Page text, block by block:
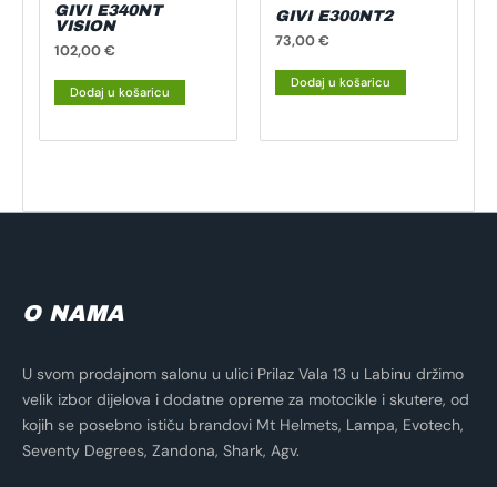
GIVI E340NT
VISION
102,00€
Dodaj u košaricu
GIVI E300NT2
73,00€
Dodaj u košaricu
O NAMA
U svom prodajnom salonu u ulici Prilaz Vala 13 u Labinu držimo
velik izbor dijelova i dodatne opreme za motocikle i skutere, od
kojih se posebno ističu brandovi Mt Helmets, Lampa, Evotech,
Seventy Degrees, Zandona, Shark, Agv.